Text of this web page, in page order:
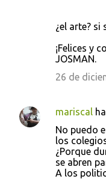
¿el arte? si
¡Felices y
JOSMAN.
26 de
mariscal
No puedo
los
¿Porque
se abren
A los